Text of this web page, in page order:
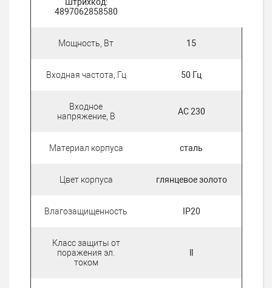
4897062858580
Мощность, Вт 15
Входная частота, Гц 50 Гц
Входное
напряжение, В
АС 230
Материал корпуса сталь
Цвет корпуса глянцевое золото
Влагозащищенность IP20
Класс защиты от
поражения эл.
током